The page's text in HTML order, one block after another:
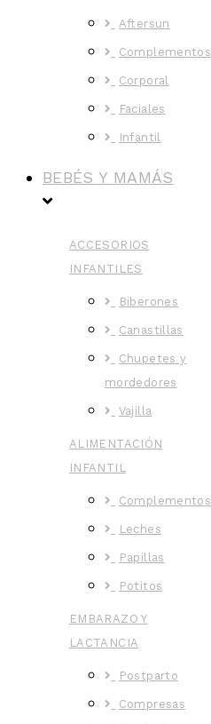
Aftersun
Complementos
Corporal
Faciales
Infantil
BEBÉS Y MAMÁS
ACCESORIOS
INFANTILES
Biberones
Canastillas
Chupetes y
mordedores
Vajilla
ALIMENTACIÓN
INFANTIL
Complementos
Leches
Papillas
Potitos
EMBARAZO Y
LACTANCIA
Postparto
Compresas